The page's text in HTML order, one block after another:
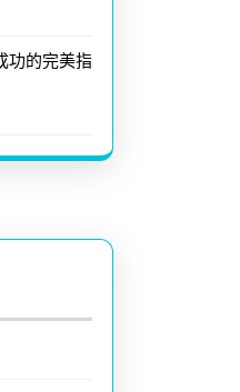
功的完美指